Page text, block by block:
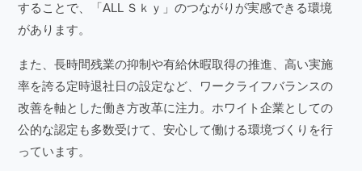
することで、「ALL Ｓｋｙ」のつながりが実感できる環境
があります。
また、長時間残業の抑制や有給休暇取得の推進、高い実施
率を誇る定時退社日の設定など、ワークライフバランスの
改善を軸とした働き方改革に注力。ホワイト企業としての
公的な認定も多数受けて、安心して働ける環境づくりを行
っています。